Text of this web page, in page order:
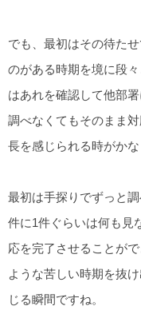
でも、最初はその待た
のがある時期を境に段
はあれを確認して他部
調べなくてもそのまま
長を感じられる時がかな
最初は手探りでずっと
件に1件ぐらいは何も見
応を完了させることが
ような苦しい時期を抜
じる瞬間ですね。